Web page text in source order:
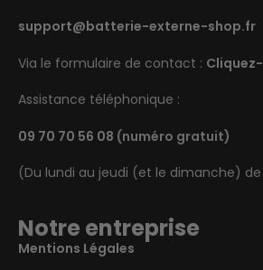
support@batterie-externe-shop.fr
Via le formulaire de contact :
Assistance téléphonique :
09 70 70 56 08 (numéro gratuit)
(Du lundi au jeudi (et le dimanche) de
Notre entreprise
Mentions Légales